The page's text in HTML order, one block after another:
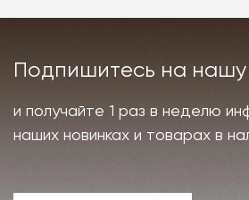
Подпишитесь на нашу
и получайте 1 раз в неделю
наших новинках и товарах в